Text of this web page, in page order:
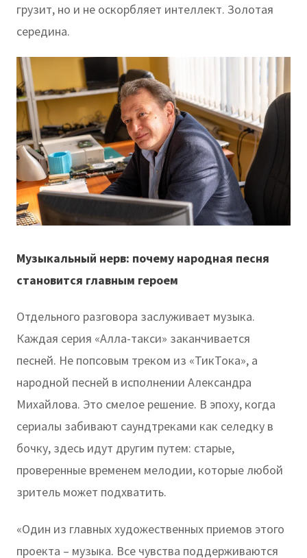
грузит, но и не оскорбляет интеллект. Золотая
середина.
Музыкальный нерв: почему народная песня
становится главным героем
Отдельного разговора заслуживает музыка.
Каждая серия «Алла-такси» заканчивается
песней. Не попсовым треком из «ТикТока», а
народной песней в исполнении Александра
Михайлова. Это смелое решение. В эпоху, когда
сериалы забивают саундтреками как селедку в
бочку, здесь идут другим путем: старые,
проверенные временем мелодии, которые любой
зритель может подхватить.
«Один из главных художественных приемов этого
проекта – музыка. Все чувства поддерживаются